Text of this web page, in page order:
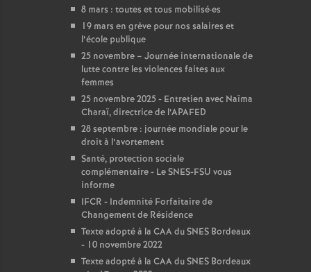
8 mars : toutes et tous mobilisé·es
19 mars en grève pour nos salaires et
l’école publique
25 novembre – Journée internationale de
lutte contre les violences faites aux
femmes
25 novembre 2025 - Entretien avec Naïma
Charaï, directrice de l’APAFED
28 septembre : journée mondiale pour le
droit à l’avortement
Santé, protection sociale
complémentaire - Le SNES-FSU vous
informe
IFCR - Indemnité Forfaitaire de
Changement de Résidence
Texte adopté à la CAA du SNES Bordeaux
- 10 novembre 2022
Texte adopté à la CAA du SNES Bordeaux